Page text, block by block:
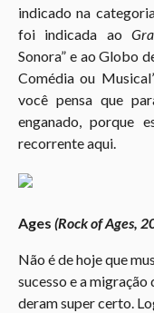
indicado na
foi indicada ao
Sonora” e ao Globo
Comédia ou
você pensa que
enganado, porque
recorrente aqui.
Ages (Rock of Ages,
Não é de hoje que
sucesso e a
deram super certo.